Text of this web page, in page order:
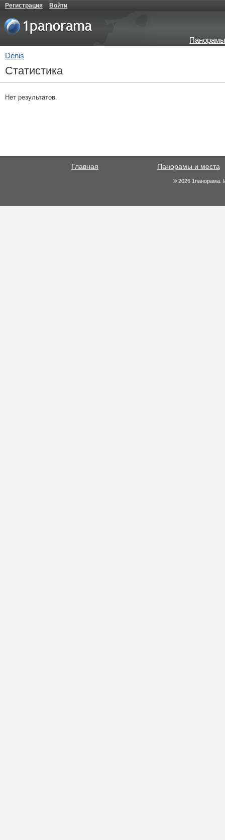
Регистрация Войти
Denis
Статистика
Нет результатов.
Главная Панорамы и места
© 2026 1панорама.